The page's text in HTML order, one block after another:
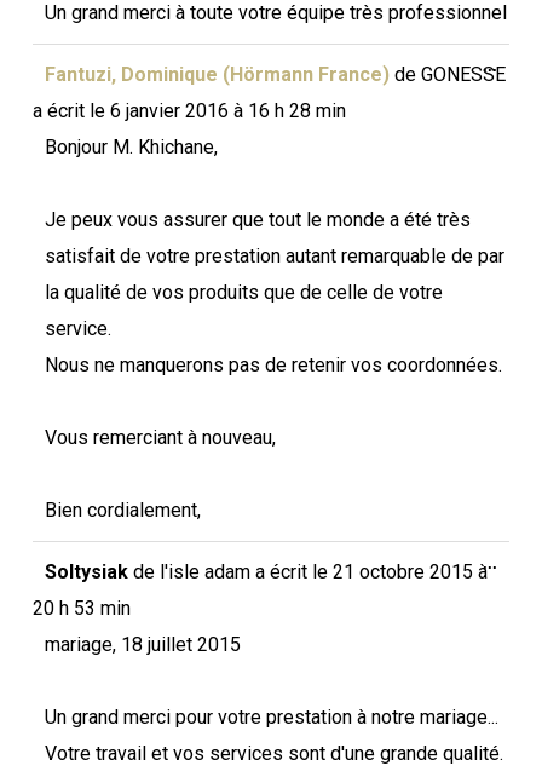
Un grand merci à toute votre équipe très professionnel
Fantuzi, Dominique (Hörmann France) de GONESSE
a écrit le6 janvier 2016 à 16 h 28 min
Bonjour M. Khichane,
Je peux vous assurer que tout le monde a été très
satisfait de votre prestation autant remarquable de par
la qualité de vos produits que de celle de votre
service.
Nous ne manquerons pas de retenir vos coordonnées.
Vous remerciant à nouveau,
Bien cordialement,
...
cette
Soltysiak de l'isle adam a écrit le21 octobre 2015 à
20 h 53 min
mariage, 18 juillet 2015
Un grand merci pour votre prestation à notre mariage...
Votre travail et vos services sont d'une grande qualité.
...